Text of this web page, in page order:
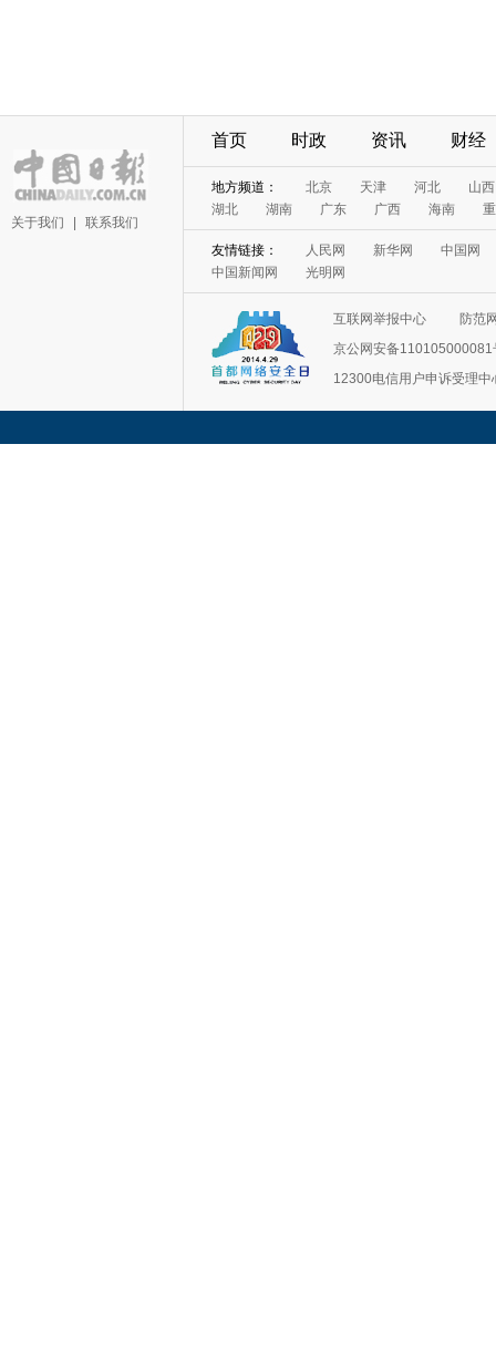
关于我们 联系我们
首页 时政 资讯 财经
地方频道： 北京 天津 河北
山西
湖北
湖南 广东 广西 海南
友情链接： 人民网 新华网
中国网
中国新闻网
光明网
互联网举报中心
防范
京公网安备110105000081
12300电信用户申诉受理中